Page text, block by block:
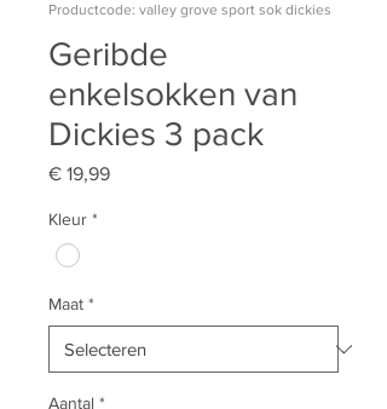
Productcode: valley grove sport sok dickies
Geribde
enkelsokken van
Dickies 3 pack
€ 19,99Prijs
Kleur *
Maat *
Aantal *